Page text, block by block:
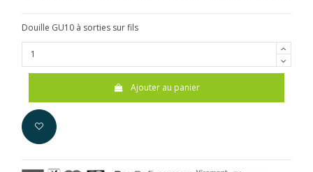
Douille GU10 à sorties sur fils
Ajouter au panier